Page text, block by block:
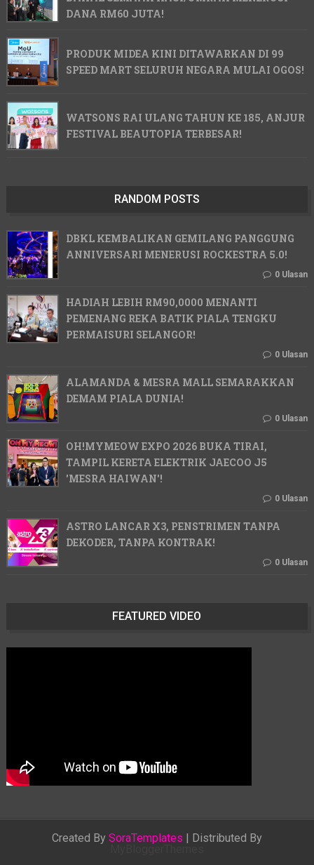
DANA RM60 JUTA!
PRODUK MIDEA KINI DITAWARKAN DI 99
SPEED MART SELURUH NEGARA MULAI OGOS!
WATSONS RAI ULANG TAHUN KE 185, ANJUR
FESTIVAL BEAUTOPIA TERBESAR!
RANDOM POSTS
DBKL KEMBALIKAN GEMILANG PANGGUNG
ANNIVERSARI MENERUSI ROCKESTRA 5.0!
0 Ulasan
HADIAH LEBIH RM90,0000 MENANTI
PEMENANG REKA BATIK PIALA TENGKU
PERMAISURI SELANGOR!
0 Ulasan
ALAMANDA & MESRA MALL SEMARAKKAN
DEMAM PIALA DUNIA!
0 Ulasan
OH!MYMEOW EXPO 2026 BUKA TIRAI,
TAMPIL KERETA ELEKTRIK JAECOO J5
'MESRA HAIWAN'!
0 Ulasan
ASTRO LANCAR X3, PENSTRIMEN TANPA
DEKODER, TANPA KONTRAK!
0 Ulasan
FEATURED VIDEO
Created By SoraTemplates | Distributed By